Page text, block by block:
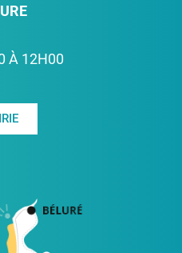
À 12H00